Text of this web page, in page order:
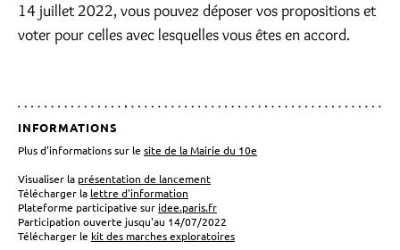
14 juillet 2022, vous pouvez déposer vos propositions et
voter pour celles avec lesquelles vous êtes en accord.
INFORMATIONS
Plus d'informations sur le site de la Mairie du 10e
Visualiser la présentation de lancement
Télécharger la lettre d'information
Plateforme participative sur idee.paris.fr
Participation ouverte jusqu'au 14/07/2022
Télécharger le kit des marches exploratoires